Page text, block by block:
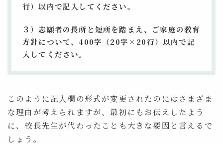
⾏）以内で記⼊してください。
３）志願者の⻑所と短所を踏まえ、ご家庭の教育
⽅針について、400字（20字×20⾏）以内で記
⼊してください。
このように記入欄の形式が変更されたのにはさまざま
な理由が考えられますが、最初にもお伝えしたよう
に、校長先生が代わったことも大きな要因と言えるで
しょう。